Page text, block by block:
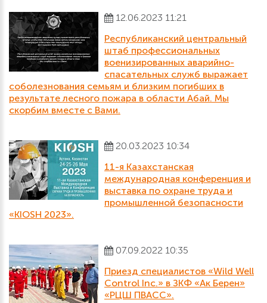
12.06.2023 11:21
Республиканский центральный
штаб профессиональных
военизированных аварийно-
спасательных служб выражает
соболезнования семьям и близким погибших в
результате лесного пожара в области Абай. Мы
скорбим вместе с Вами.
20.03.2023 10:34
11-я Казахстанская
международная конференция и
выставка по охране труда и
промышленной безопасности
«KIOSH 2023».
07.09.2022 10:35
Приезд специалистов «Wild Well
Control Inc.» в ЗКФ «Aк Берен»
«РЦШ ПВАСС».